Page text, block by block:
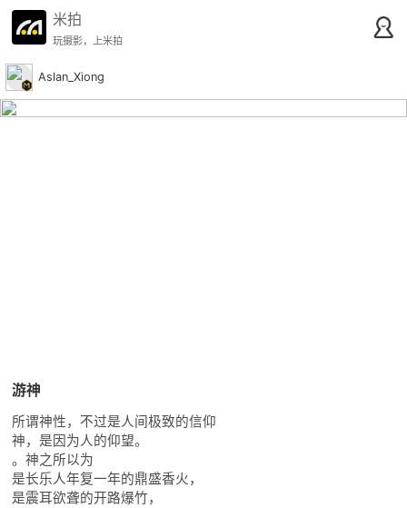
米拍
玩摄影，上米拍
Aslan_Xiong
游神
所谓神性，不过是人间极致的信仰
神，是因为人的仰望。
。神之所以为
是长乐人年复一年的鼎盛香火，
是震耳欲聋的开路爆竹，